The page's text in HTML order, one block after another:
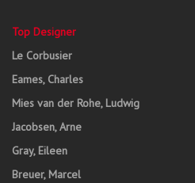
Top Designer
Le Corbusier
Eames, Charles
Mies van der Rohe, Ludwig
Jacobsen, Arne
Gray, Eileen
Breuer, Marcel